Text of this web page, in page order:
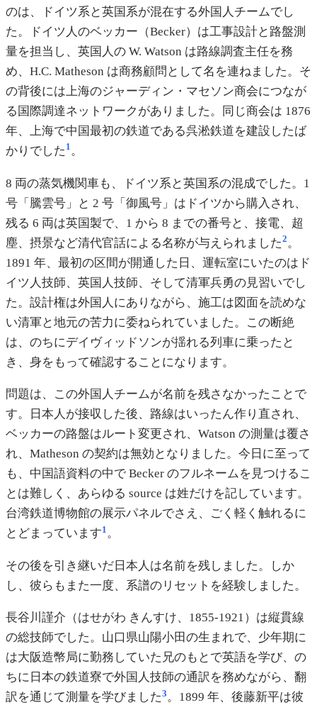
のは、ドイツ系と英国系が混在する外国人チームでし
た。ドイツ人のベッカー（Becker）は工事設計と路盤測
量を担当し、英国人の W. Watson は路線調査主任を務
め、H.C. Matheson は商務顧問として名を連ねました。そ
の背後には上海のジャーディン・マセソン商会につなが
る国際調達ネットワークがありました。同じ商会は 1876
年、上海で中国最初の鉄道である呉淞鉄道を建設したば
かりでした 1。
8 両の蒸気機関車も、ドイツ系と英国系の混成でした。1
号「騰雲号」と 2 号「御風号」はドイツから購入され、
残る 6 両は英国製で、1 から 8 までの番号と、接電、超
塵、摂景など清代官話による名称が与えられました2 。
1891 年、最初の区間が開通した日、運転室にいたのはド
イツ人技師、英国人技師、そして清軍兵勇の見習いでし
た。設計権は外国人にありながら、施工は図面を読めな
い清軍と地元の苦力に委ねられていました。この断絶
は、のちにデイヴィッドソンが揺れる列車に乗ったと
き、身をもって確認することになります。
問題は、この外国人チームが名前を残さなかったことで
す。日本人が接収した後、路線はいったん作り直され、
ベッカーの路盤はルート変更され、Watson の測量は覆さ
れ、Matheson の契約は無効となりました。今日に至って
も、中国語資料の中で Becker のフルネームを見つけるこ
とは難しく、あらゆる source は姓だけを記しています。
台湾鉄道博物館の展示パネルでさえ、ごく軽く触れるに
とどまっています1 。
その後を引き継いだ日本人は名前を残しました。しか
し、彼らもまた一度、系譜のリセットを経験しました。
長谷川謹介（はせがわ きんすけ、1855-1921）は縦貫線
の総技師でした。山口県山陽小田の生まれで、少年期に
は大阪造幣局に勤務していた兄のもとで英語を学び、の
ちに日本の鉄道寮で外国人技師の通訳を務めながら、翻
訳を通じて測量を学びました3。1899 年、後藤新平は彼